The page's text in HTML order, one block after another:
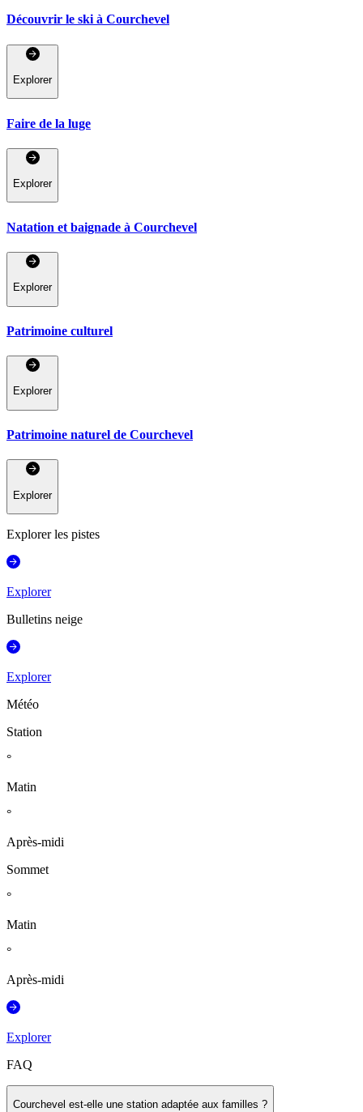
Découvrir le ski à Courchevel
Explorer
Faire de la luge
Explorer
Natation et baignade à Courchevel
Explorer
Patrimoine culturel
Explorer
Patrimoine naturel de Courchevel
Explorer
Explorer les pistes
Explorer
Bulletins neige
Explorer
Météo
Station
°
Matin
°
Après-midi
Sommet
°
Matin
°
Après-midi
Explorer
FAQ
Courchevel est-elle une station adaptée aux familles ?